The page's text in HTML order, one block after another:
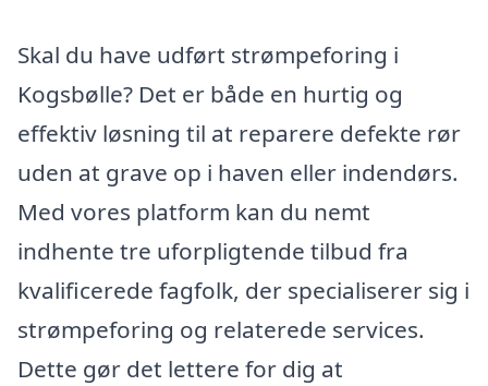
Skal du have udført strømpeforing i
Kogsbølle? Det er både en hurtig og
effektiv løsning til at reparere defekte rør
uden at grave op i haven eller indendørs.
Med vores platform kan du nemt
indhente tre uforpligtende tilbud fra
kvalificerede fagfolk, der specialiserer sig i
strømpeforing og relaterede services.
Dette gør det lettere for dig at